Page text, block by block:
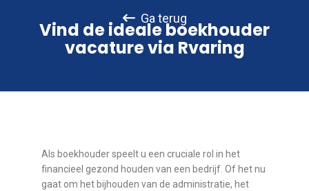
Ga terug
Vind de ideale boekhouder
vacature via Rvaring
Als boekhouder speelt u een cruciale rol in het
financieel gezond houden van een bedrijf. Of het nu
gaat om het bijhouden van de administratie, het